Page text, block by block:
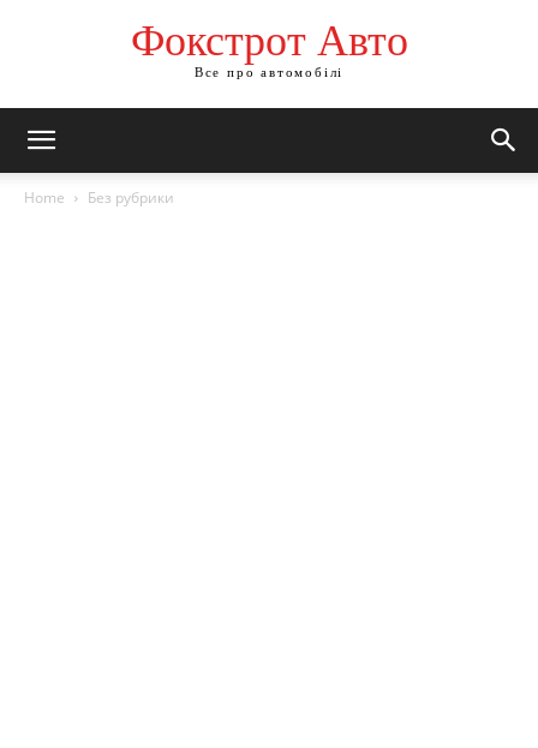
Фокстрот Авто
Все про автомобілі
Home Без рубрики